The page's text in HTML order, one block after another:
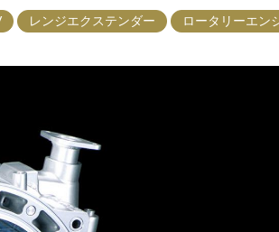
レンジエクステンダー ロータリーエン